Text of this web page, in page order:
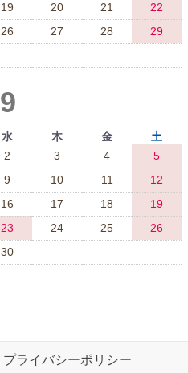
19 20 21
22
26 27 28
29
9
水 木 金
土
2 3 4
5
9 10 11
12
16 17 18
19
23 24 25
26
30
プライバシーポリシー